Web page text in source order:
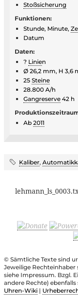
Stoßsicherung
Funktionen:
Stunde, Minute,
Datum
Daten:
? Linien
Ø 26,2 mm, H 3,6
25 Steine
28.800 A/h
Gangreserve 42 h
Ab 2011
Kaliber,
© Sämtliche Texte sind
Jeweilige Rechteinhaber
siehe Impressum. Bzgl.
andere Rechte) ebenfalls
Uhren-Wiki |